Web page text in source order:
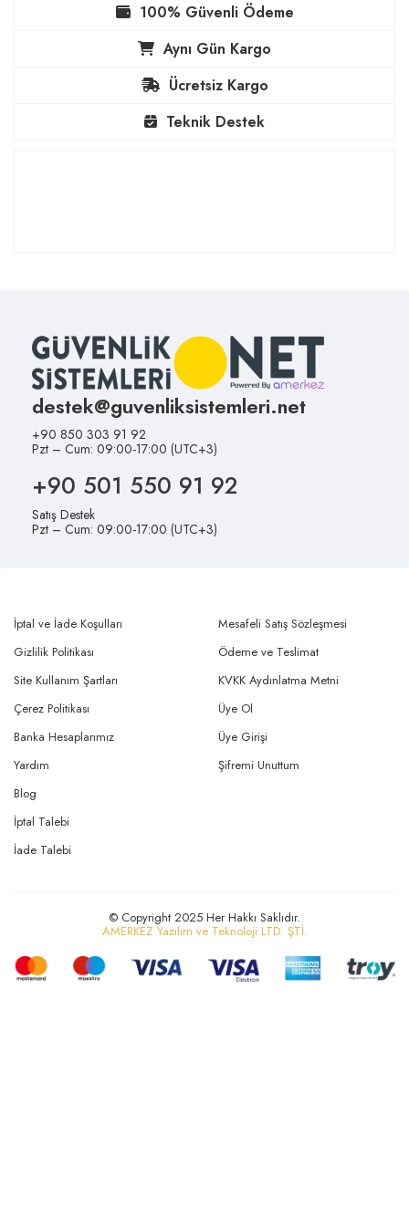
100% Güvenli Ödeme
Aynı Gün Kargo
Ücretsiz Kargo
Teknik Destek
destek@guvenliksistemleri.net
+90 850 303 91 92
Pzt – Cum: 09:00-17:00 (UTC+3)
+90 501 550 91 92
Satış Destek
Pzt – Cum: 09:00-17:00 (UTC+3)
İptal ve İade Koşulları
Gizlilik Politikası
Site Kullanım Şartları
Mesafeli Satış Sözleşmesi
Ödeme ve Teslimat
KVKK Aydınlatma Metni
Çerez Politikası
Banka Hesaplarımız
Yardım
Üye Ol
Üye Girişi
Şifremi Unuttum
Blog
İptal Talebi
İade Talebi
© Copyright 2025 Her Hakkı Saklıdır.
AMERKEZ Yazılım ve Teknoloji LTD. ŞTİ.